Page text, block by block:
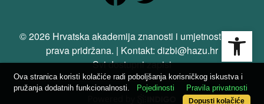
© 2026 Hrvatska akademija znanosti i umjetnosti. Sva
prava pridržana. | Kontakt: dizbi@hazu.hr
Svi dostupni zapisi
Ova stranica koristi kolačiće radi poboljšanja korisničkog iskustva i
pružanja dodatnih funkcionalnosti.
Pojedinosti Pravila privatnosti
Dopusti kolačiće